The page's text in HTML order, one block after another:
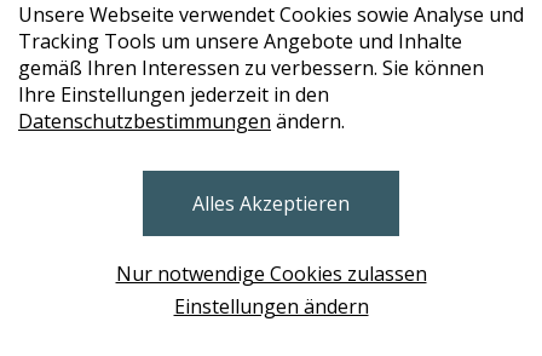
Unsere Webseite verwendet Cookies sowie Analyse und
Tracking Tools um unsere Angebote und Inhalte
gemäß Ihren Interessen zu verbessern. Sie können
Ihre Einstellungen jederzeit in den
Datenschutzbestimmungen ändern.
Alles Akzeptieren
Nur notwendige Cookies zulassen
Einstellungen ändern
ROHLEDER